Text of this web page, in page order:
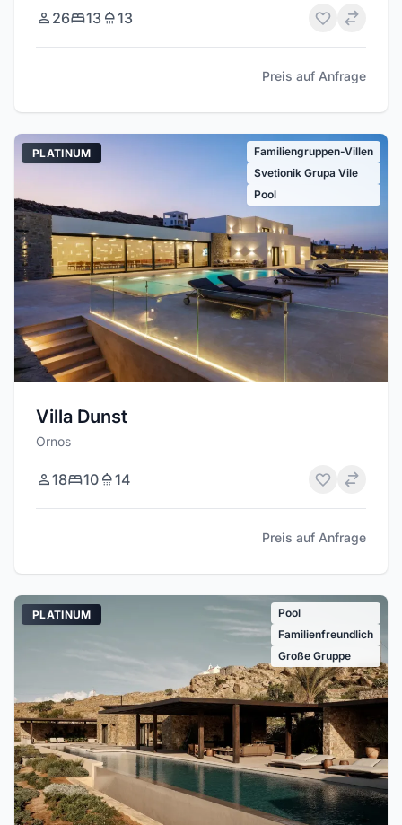
26 13 13
Preis auf Anfrage
PLATINUM
Familiengruppen-Villen
Svetionik Grupa Vile
Pool
Villa Dunst
Ornos
18 10 14
Preis auf Anfrage
PLATINUM
Pool
Familienfreundlich
Große Gruppe